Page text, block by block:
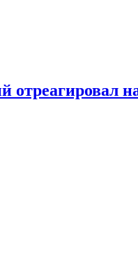
отреагировал